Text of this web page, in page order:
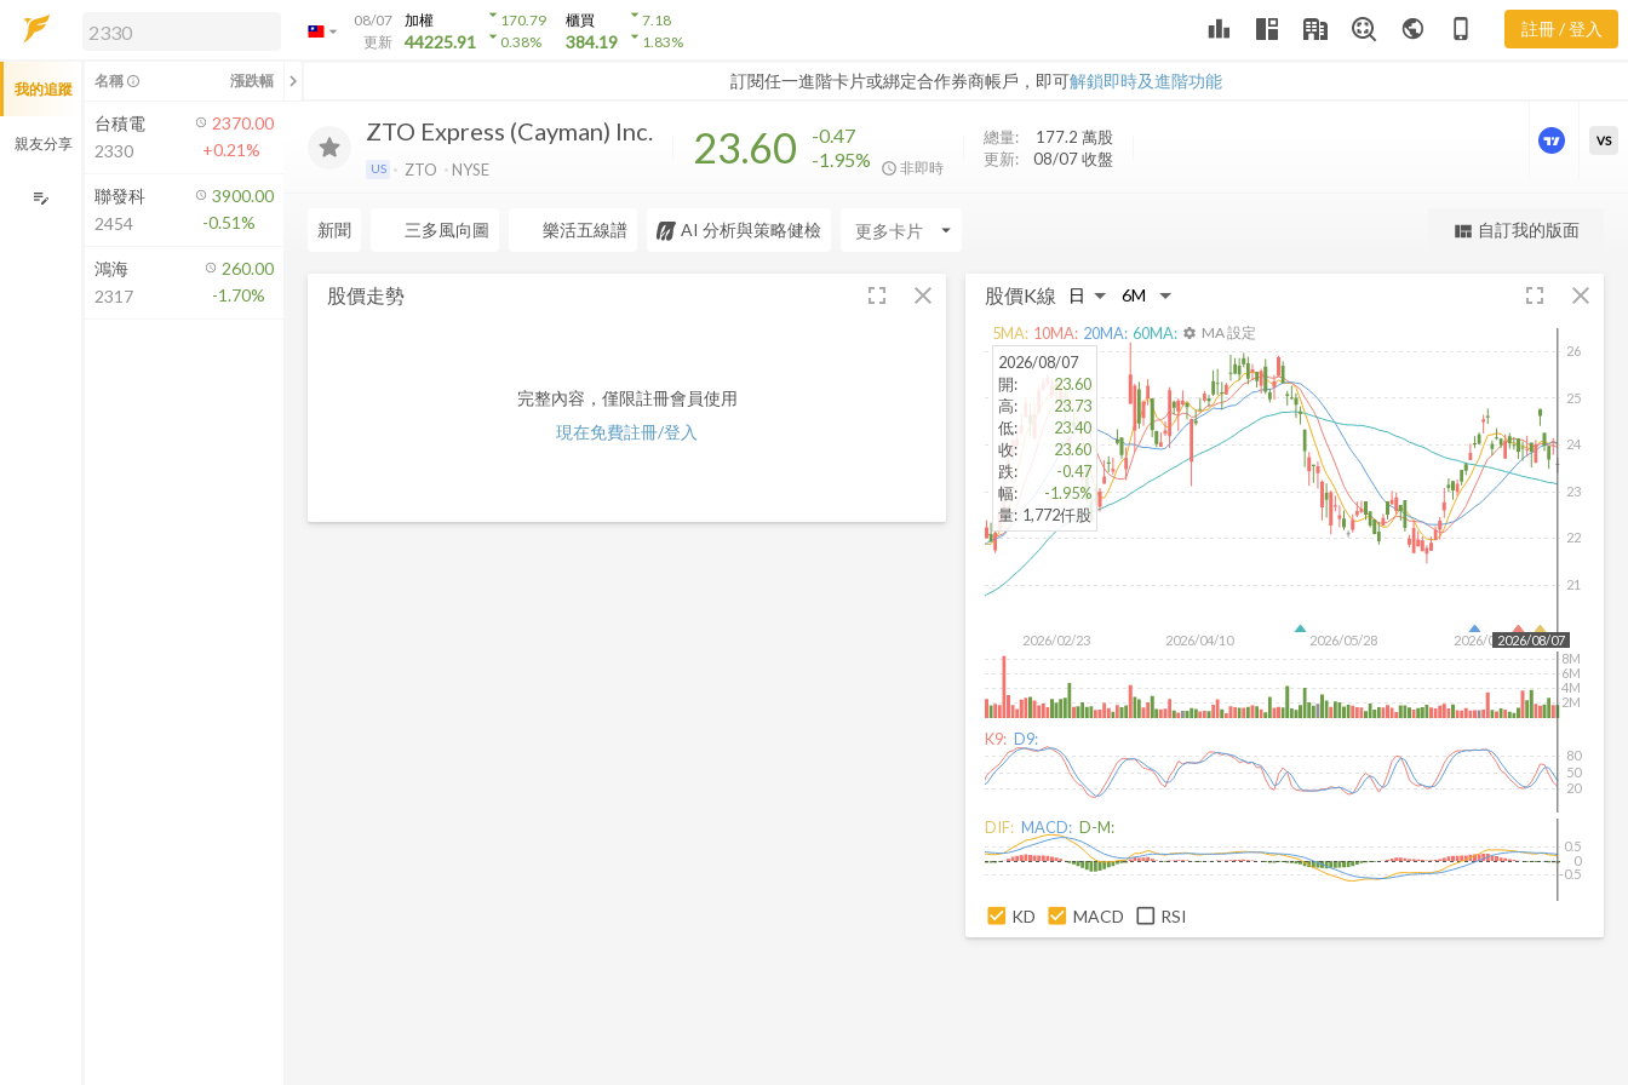
arrow_drop_down
08/07
更新
加權
44225.91
arrow_drop_down170.79
arrow_drop_down0.38%
櫃買
384.19
arrow_drop_down7.18
arrow_drop_down1.83% leaderboard public phone_iphone 註冊 / 登入
訂閱任一進階卡片或綁定合作券商帳戶，即可解鎖即時及進階功能
解鎖即時行情及進階功能
方案」，即可解鎖以下功能：
即時行情
即時市況與排行
成交金額熱力圖
前往方案訂閱
如何綁定合作券商
勢
ZTO Express (Cayman) Inc.
US ZTO NYSE 23.60
-0.47
-1.95%
非即時
總量: 177.2 萬股
更新:
08/07 收盤
更強大的進階價量圖表
VS
新聞 三多風向圖 樂活五線譜 AI 分析與策略健檢 arrow_drop_down view_quilt 自訂我的版面
股價走勢 fullscreen close
完整內容，僅限註冊會員使用
現在免費註冊/登入
股價K線 fullscreen close
2026/02/23 2026/04/10 2026/05/28 2026/07/16
21
22
23
24
25
26
2026/08/07
2M
4M
6M
8M
2026/08/07
開:
23.60
高:
23.73
低:
23.40
收:
23.60
跌:
-0.47
幅:
-1.95%
量: 1,772仟股
5MA: 10MA: 20MA: 60MA: settings MA 設定
K9: D9:
20
50
80
DIF: MACD: D-M:
-0.5
0
0.5
KD MACD RSI
我的追蹤
親友分享
edit_note
名稱 info_outline 漲跌幅 chevron_left
台積電
2330
2370.00
+0.21%
聯發科
2454
3900.00
-0.51%
鴻海
2317
260.00
-1.70%